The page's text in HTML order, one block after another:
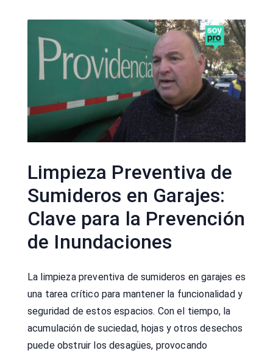
Limpieza Preventiva de
Sumideros en Garajes:
Clave para la Prevención
de Inundaciones
La limpieza preventiva de sumideros en garajes es
una tarea crítico para mantener la funcionalidad y
seguridad de estos espacios. Con el tiempo, la
acumulación de suciedad, hojas y otros desechos
puede obstruir los desagües, provocando